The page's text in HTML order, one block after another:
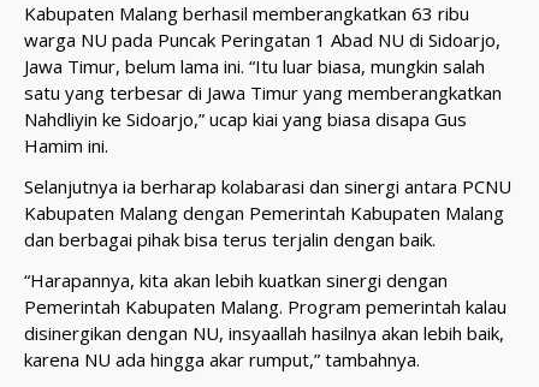
Kabupaten Malang berhasil memberangkatkan 63 ribu
warga NU pada Puncak Peringatan 1 Abad NU di Sidoarjo,
Jawa Timur, belum lama ini. “Itu luar biasa, mungkin salah
satu yang terbesar di Jawa Timur yang memberangkatkan
Nahdliyin ke Sidoarjo,” ucap kiai yang biasa disapa Gus
Hamim ini.
Selanjutnya ia berharap kolabarasi dan sinergi antara PCNU
Kabupaten Malang dengan Pemerintah Kabupaten Malang
dan berbagai pihak bisa terus terjalin dengan baik.
“Harapannya, kita akan lebih kuatkan sinergi dengan
Pemerintah Kabupaten Malang. Program pemerintah kalau
disinergikan dengan NU, insyaallah hasilnya akan lebih baik,
karena NU ada hingga akar rumput,” tambahnya.